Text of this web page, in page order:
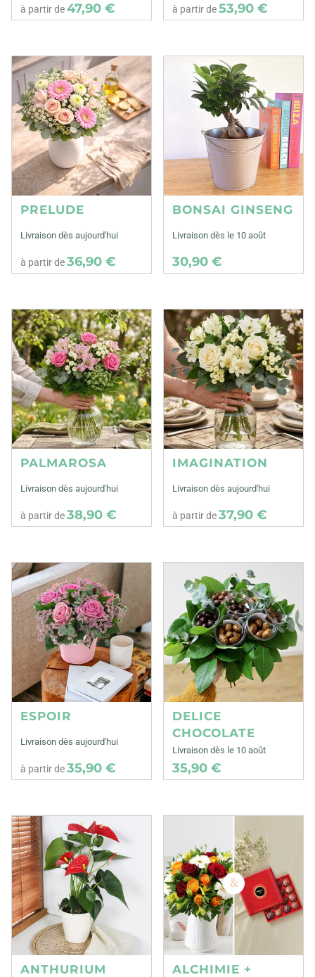
à partir de47,90 € à partir de53,90 €
PRELUDE
Livraison dès aujourd'hui
à partir de36,90 €
BONSAI GINSENG
Livraison dès le 10 août
30,90 €
PALMAROSA
Livraison dès aujourd'hui
à partir de38,90 €
IMAGINATION
Livraison dès aujourd'hui
à partir de37,90 €
ESPOIR
Livraison dès aujourd'hui
à partir de35,90 €
DELICE
CHOCOLATE
Livraison dès le 10 août
35,90 €
ANTHURIUM
ALCHIMIE +